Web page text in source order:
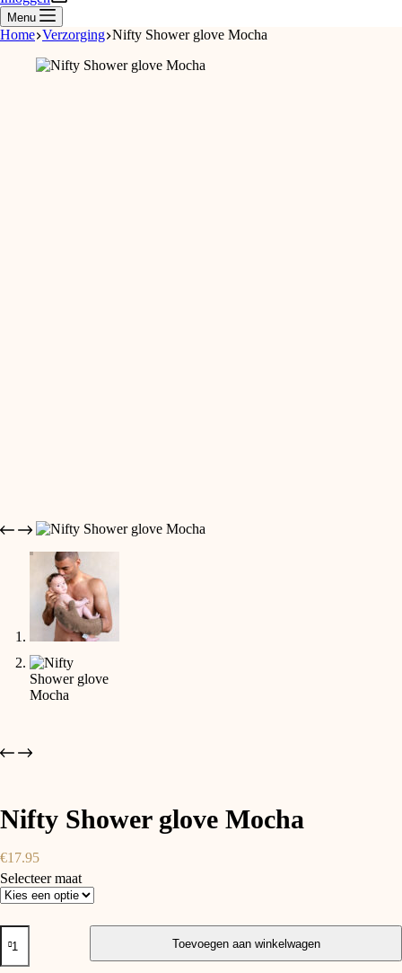
Menu
Home Verzorging Nifty Shower glove Mocha
Nifty Shower glove Mocha
€17.95
Selecteer maat
Nifty
Shower
glove
Toevoegen aan winkelwagen